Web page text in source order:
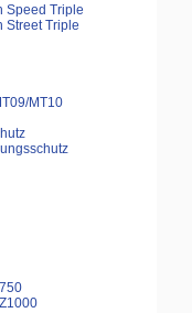
Speed Triple
Street Triple
MT10